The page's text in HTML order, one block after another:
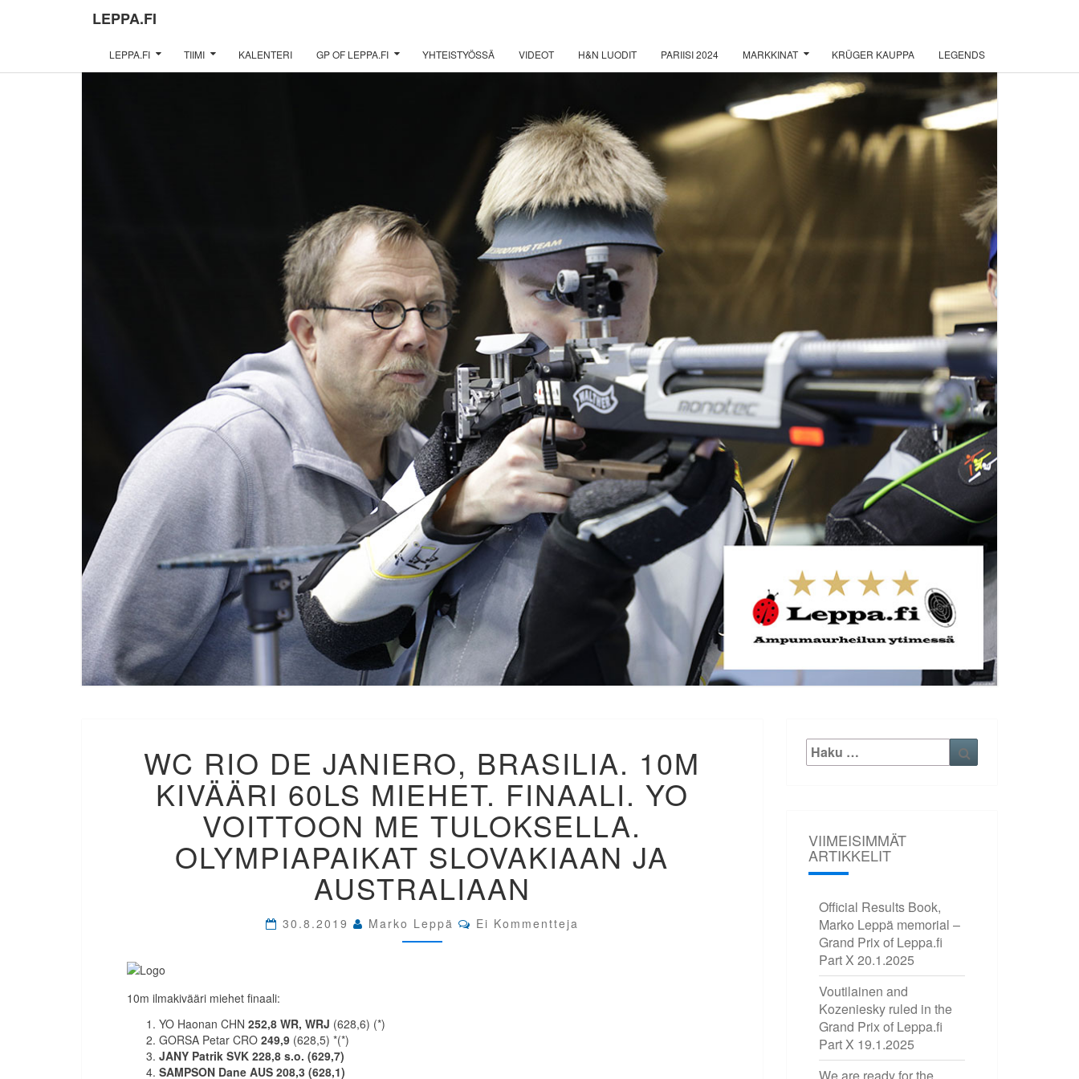
LEPPA.FI
LEPPA.FI TIIMI KALENTERI GP OF LEPPA.FI YHTEISTYÖSSÄ VIDEOT H&N LUODIT PARIISI 2024 MARKKINAT KRÜGER KAUPPA LEGENDS
RIO
DE
JANIERO,
BRASILIA.
10M
KIVÄÄRI
60LS
MIEHET.
FINAALI.
YO
ME
TULOKSELLA.
WC RIO DE JANIERO, BRASILIA. 10M
KIVÄÄRI 60LS MIEHET. FINAALI. YO
VOITTOON ME TULOKSELLA.
OLYMPIAPAIKAT SLOVAKIAAN JA
AUSTRALIAAN
30.8.2019 Marko Leppä Comments
Ei Kommentteja
10m ilmakivääri miehet finaali:
YO Haonan CHN 252,8 WR, WRJ (628,6) (*)
GORSA Petar CRO 249,9 (628,5) *(*)
JANY Patrik SVK 228,8 s.o. (629,7)
SAMPSON Dane AUS 208,3 (628,1)
Etsi:
VIIMEISIMMÄT
ARTIKKELIT
Official Results Book,
Marko Leppä memorial –
Grand Prix of Leppa.fi
Part X 20.1.2025
Voutilainen and
Kozeniesky ruled in the
Grand Prix of Leppa.fi
Part X 19.1.2025
We are ready for the